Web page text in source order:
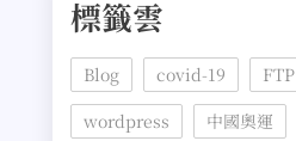
標籤雲
Blog covid-19 FTP
wordpress
中國奧運